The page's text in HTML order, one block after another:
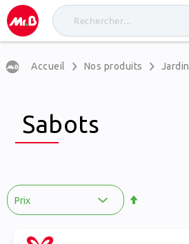
Accueil Nos produits Jardin
Sabots